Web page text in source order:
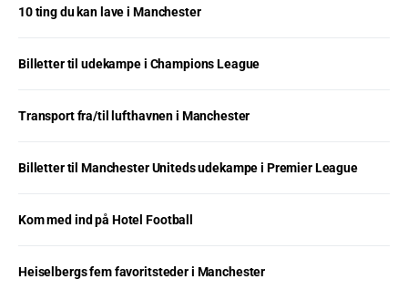
10 ting du kan lave i Manchester
Billetter til udekampe i Champions League
Transport fra/til lufthavnen i Manchester
Billetter til Manchester Uniteds udekampe i Premier League
Kom med ind på Hotel Football
Heiselbergs fem favoritsteder i Manchester